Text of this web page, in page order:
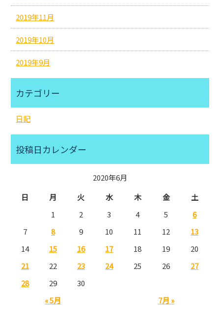
2019年11月
2019年10月
2019年9月
カテゴリー
日記
投稿日カレンダー
2020年6月
日
月 火 水 木 金 土
« 5月 7月 »
1 2 3 4 5
6
7
8 9 10 11 12
13
14
15 16 17 18 19
20
21
22 23 24 25 26
27
28
29 30